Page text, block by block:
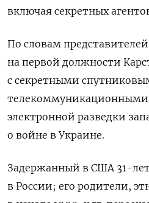
включая секретных
По словам
на первой должности
с секретными
электронной разведки
о войне в Украине.
Задержанный в США 31-
в России; его родители,